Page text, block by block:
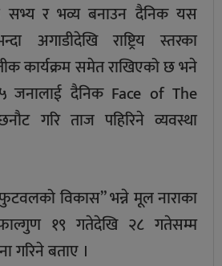
सभ्य र भव्य बनाउन दैनिक यस
अगाडीदेखि राष्ट्रिय स्तरका
कार्यक्रम समेत राखिएको छ भने
जनालाई दैनिक Face of The
गरि ताज पहिरिने व्यवस्था
विकास” भन्ने मूल नाराका
१९ गतेदेखि २८ गतेसम्म
गरिने बताए ।